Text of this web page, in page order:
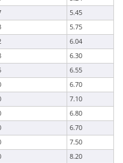
5.45
5.75
6.04
6.30
6.55
6.70
7.10
6.80
6.70
7.50
8.20